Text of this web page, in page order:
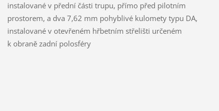
instalované v přední části trupu, přímo před pilotním
prostorem, a dva 7,62 mm pohyblivé kulomety typu DA,
instalované v otevřeném hřbetním střelišti určeném
k obraně zadní polosféry